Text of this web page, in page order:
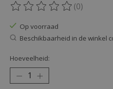
De beoordeling van dit
(0)
Op voorraad
Beschikbaarheid in de winkel
Hoeveelheid: